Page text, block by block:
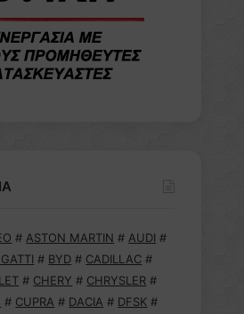
# ASTON MARTIN # AUDI #
# BYD # CADILLAC #
# CHERY # CHRYSLER #
# CUPRA # DACIA # DFSK #